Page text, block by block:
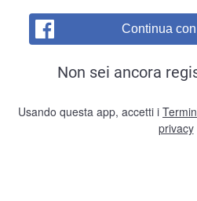
Continua
Non sei ancora
Usando questa app, accetti i
privacy